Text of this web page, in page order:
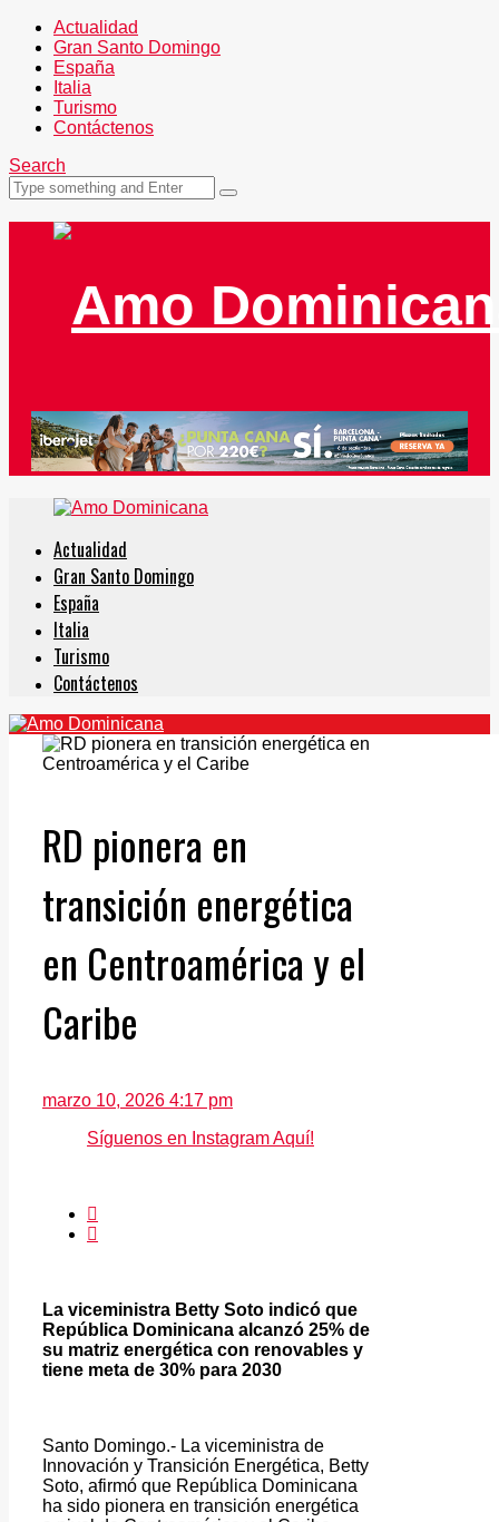
Actualidad
Gran Santo Domingo
España
Italia
Turismo
Contáctenos
Search
Actualidad
Gran Santo Domingo
España
Italia
Turismo
Contáctenos
RD pionera en
transición energética
en Centroamérica y el
Caribe
marzo 10, 2026 4:17 pm
Síguenos en Instagram Aquí!
La viceministra Betty Soto indicó que
República Dominicana alcanzó 25% de
su matriz energética con renovables y
tiene meta de 30% para 2030
Santo Domingo.- La viceministra de
Innovación y Transición Energética, Betty
Soto, afirmó que República Dominicana
ha sido pionera en transición energética